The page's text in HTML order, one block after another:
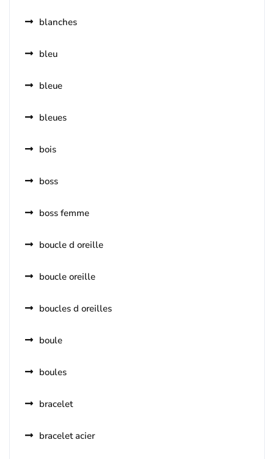
blanches
bleu
bleue
bleues
bois
boss
boss femme
boucle d oreille
boucle oreille
boucles d oreilles
boule
boules
bracelet
bracelet acier